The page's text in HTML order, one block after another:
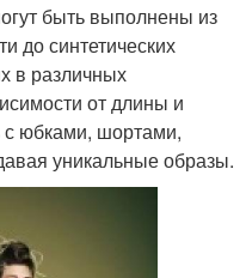
быть выполнены из
до синтетических
в различных
от длины и
с юбками, шортами,
уникальные образы.